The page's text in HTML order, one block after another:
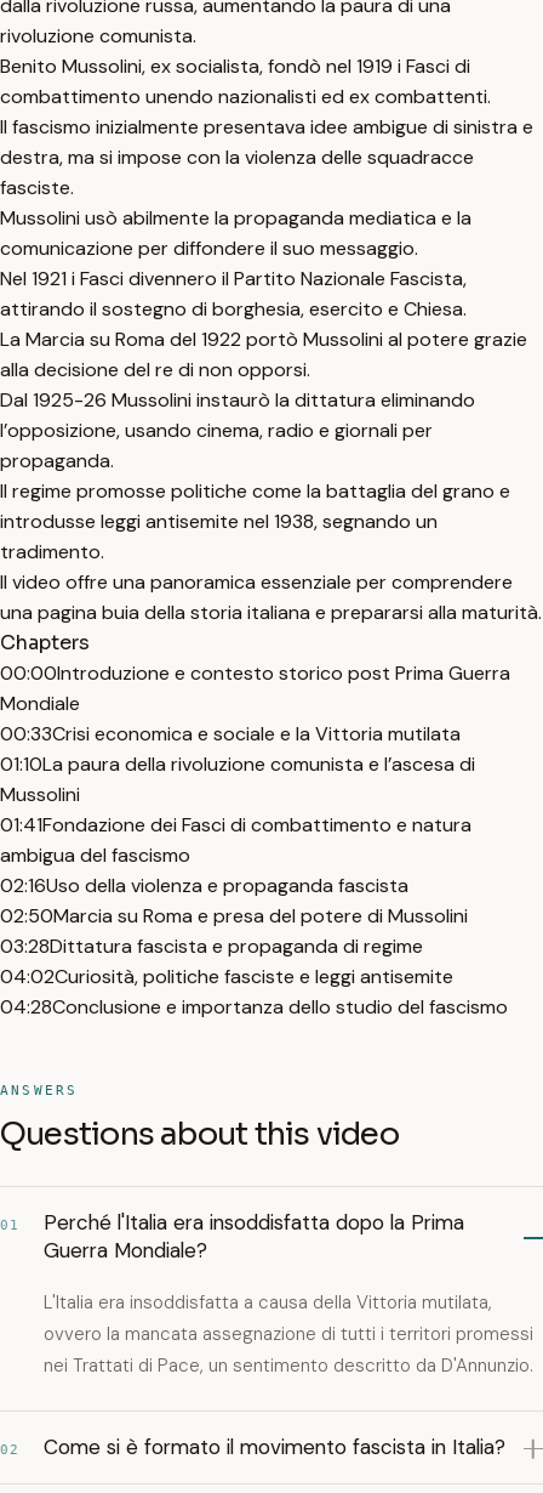
dalla rivoluzione russa, aumentando la paura di una
rivoluzione comunista.
Benito Mussolini, ex socialista, fondò nel 1919 i Fasci di
combattimento unendo nazionalisti ed ex combattenti.
Il fascismo inizialmente presentava idee ambigue di sinistra e
destra, ma si impose con la violenza delle squadracce
fasciste.
Mussolini usò abilmente la propaganda mediatica e la
comunicazione per diffondere il suo messaggio.
Nel 1921 i Fasci divennero il Partito Nazionale Fascista,
attirando il sostegno di borghesia, esercito e Chiesa.
La Marcia su Roma del 1922 portò Mussolini al potere grazie
alla decisione del re di non opporsi.
Dal 1925-26 Mussolini instaurò la dittatura eliminando
l’opposizione, usando cinema, radio e giornali per
propaganda.
Il regime promosse politiche come la battaglia del grano e
introdusse leggi antisemite nel 1938, segnando un
tradimento.
Il video offre una panoramica essenziale per comprendere
una pagina buia della storia italiana e prepararsi alla maturità.
Chapters
00:00Introduzione e contesto storico post Prima Guerra
Mondiale
00:33Crisi economica e sociale e la Vittoria mutilata
01:10La paura della rivoluzione comunista e l’ascesa di
Mussolini
01:41Fondazione dei Fasci di combattimento e natura
ambigua del fascismo
02:16Uso della violenza e propaganda fascista
02:50Marcia su Roma e presa del potere di Mussolini
03:28Dittatura fascista e propaganda di regime
04:02Curiosità, politiche fasciste e leggi antisemite
04:28Conclusione e importanza dello studio del fascismo
ANSWERS
Questions about this video
01
Perché l'Italia era insoddisfatta dopo la Prima
Guerra Mondiale?
L'Italia era insoddisfatta a causa della Vittoria mutilata,
ovvero la mancata assegnazione di tutti i territori promessi
nei Trattati di Pace, un sentimento descritto da D'Annunzio.
02 Come si è formato il movimento fascista in Italia?